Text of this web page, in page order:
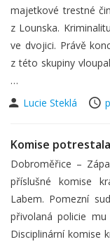
majetkové trestné
z Lounska.
ve dvojici. Právě
z této skupiny
…
Lucie Steklá
Komise
Dobroměřice –
příslušné komise
Labem. Pomezní
přivolaná policie
Disciplinární komise